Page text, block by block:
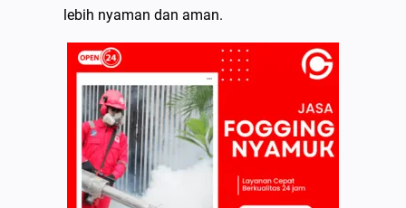
lebih nyaman dan aman.